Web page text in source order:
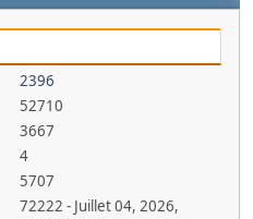
2396
52710
3667
4
5707
72222 - Juillet 04, 2026,